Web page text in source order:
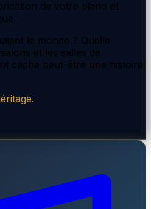
de votre piano et
le monde ? Quelle
et les salles de
cache peut-être une histoire